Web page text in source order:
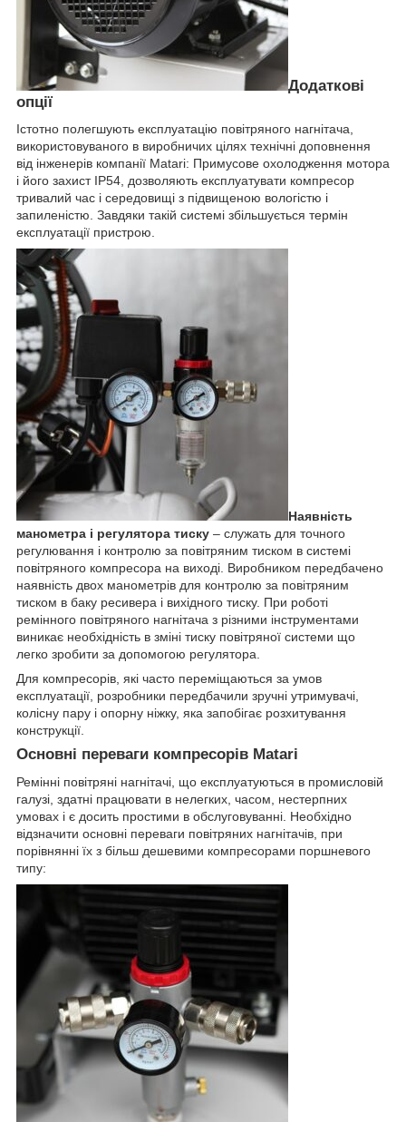
Додаткові
опції
Істотно полегшують експлуатацію повітряного нагнітача,
використовуваного в виробничих цілях технічні доповнення
від інженерів компанії Matari: Примусове охолодження мотора
і його захист IP54, дозволяють експлуатувати компресор
тривалий час і середовищі з підвищеною вологістю і
запиленістю. Завдяки такій системі збільшується термін
експлуатації пристрою.
Наявність
манометра і регулятора тиску – служать для точного
регулювання і контролю за повітряним тиском в системі
повітряного компресора на виході. Виробником передбачено
наявність двох манометрів для контролю за повітряним
тиском в баку ресивера і вихідного тиску. При роботі
ремінного повітряного нагнітача з різними інструментами
виникає необхідність в зміні тиску повітряної системи що
легко зробити за допомогою регулятора.
Для компресорів, які часто переміщаються за умов
експлуатації, розробники передбачили зручні утримувачі,
колісну пару і опорну ніжку, яка запобігає розхитування
конструкції.
Основні переваги компресорів Matari
Ремінні повітряні нагнітачі, що експлуатуються в промисловій
галузі, здатні працювати в нелегких, часом, нестерпних
умовах і є досить простими в обслуговуванні. Необхідно
відзначити основні переваги повітряних нагнітачів, при
порівнянні їх з більш дешевими компресорами поршневого
типу: